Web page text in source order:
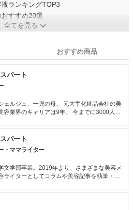
ランキングTOP3
すすめ20選
全てを見る
おすすめ商品
パート
ェルジュ、一児の母。 元大手化粧品会社の美
容業界のキャリアは9年。 今までに3000人の
24時間で満員となる美眉メイクセミナーを開
肌質に合ったスキンケアの
つ毛、リップなどの部分ケアまで、お手入れ
豊富な知識を持つ。 デパコスからプチプラま
コスメに詳しいと定評がある。 肌タイプは混
パート
・ママライター
文学部卒業。2019年より、さまざまな美容メ
ライターとしてコラムや美容記事を執筆・連
、美容記事の監修にも携わっています。さら
容サイトを運営し、自身の経験をもとにした